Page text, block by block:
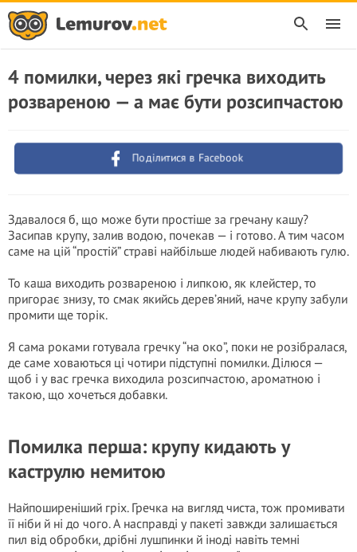
4 помилки, через які гречка виходить
розвареною — а має бути розсипчастою
Поділитися в Facebook
Здавалося б, що може бути простіше за гречану кашу?
Засипав крупу, залив водою, почекав — і готово. А тим часом
саме на цій “простій” страві найбільше людей набивають гулю.
То каша виходить розвареною і липкою, як клейстер, то
пригорає знизу, то смак якийсь дерев’яний, наче крупу забули
промити ще торік.
Я сама роками готувала гречку “на око”, поки не розібралася,
де саме ховаються ці чотири підступні помилки. Ділюся —
щоб і у вас гречка виходила розсипчастою, ароматною і
такою, що хочеться добавки.
Помилка перша: крупу кидають у
каструлю немитою
Найпоширеніший гріх. Гречка на вигляд чиста, тож промивати
її ніби й ні до чого. А насправді у пакеті завжди залишається
пил від обробки, дрібні лушпинки й іноді навіть темні